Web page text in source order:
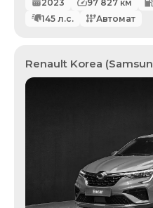
2023 97 827 км
145 л.с. Автомат
Renault Korea